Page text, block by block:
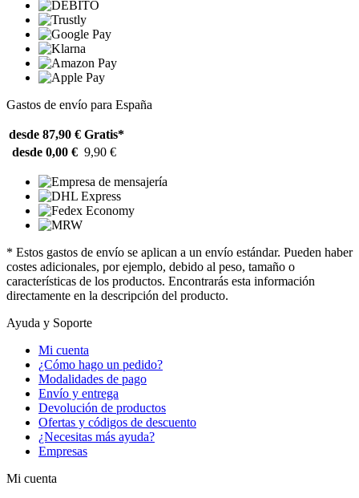
Gastos de envío para España
desde 87,90 € Gratis*
desde 0,00 € 9,90 €
* Estos gastos de envío se aplican a un envío estándar. Pueden haber
costes adicionales, por ejemplo, debido al peso, tamaño o
características de los productos. Encontrarás esta información
directamente en la descripción del producto.
Ayuda y Soporte
Mi cuenta
¿Cómo hago un pedido?
Modalidades de pago
Envío y entrega
Devolución de productos
Ofertas y códigos de descuento
¿Necesitas más ayuda?
Empresas
Mi cuenta